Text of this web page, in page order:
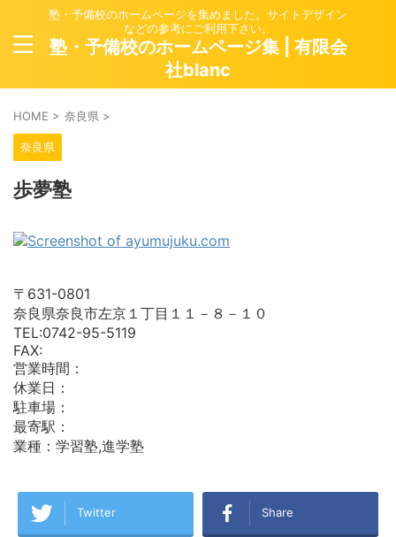
塾・予備校のホームページを集めました。サイトデザイン
などの参考にご利用下さい。
塾・予備校のホームページ集 | 有限会
社blanc
HOME > 奈良県 >
奈良県
歩夢塾
〒631-0801
奈良県奈良市左京１丁目１１－８－１０
TEL:0742-95-5119
FAX:
営業時間：
休業日：
駐車場：
最寄駅：
業種：学習塾,進学塾
Twitter Share